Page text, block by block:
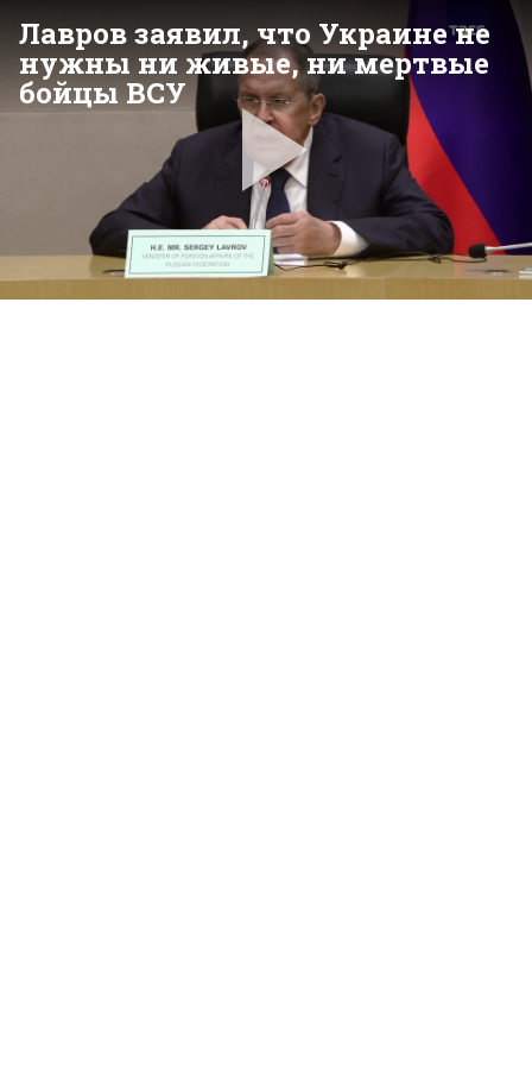
Лавров заявил, что Украине не
нужны ни живые, ни мертвые
бойцы ВСУ